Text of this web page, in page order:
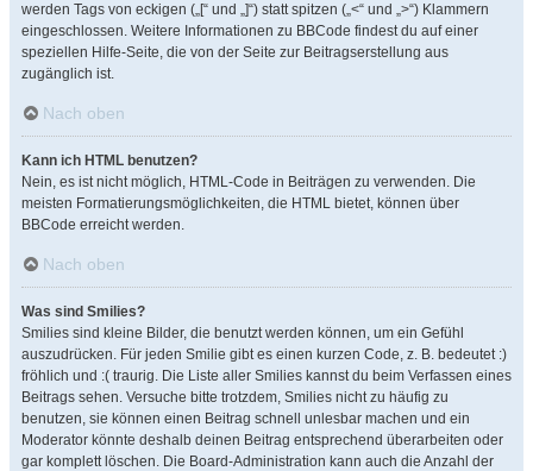
werden Tags von eckigen („[“ und „]“) statt spitzen („<“ und „>“) Klammern
eingeschlossen. Weitere Informationen zu BBCode findest du auf einer
speziellen Hilfe-Seite, die von der Seite zur Beitragserstellung aus
zugänglich ist.
Nach oben
Kann ich HTML benutzen?
Nein, es ist nicht möglich, HTML-Code in Beiträgen zu verwenden. Die
meisten Formatierungsmöglichkeiten, die HTML bietet, können über
BBCode erreicht werden.
Nach oben
Was sind Smilies?
Smilies sind kleine Bilder, die benutzt werden können, um ein Gefühl
auszudrücken. Für jeden Smilie gibt es einen kurzen Code, z. B. bedeutet :)
fröhlich und :( traurig. Die Liste aller Smilies kannst du beim Verfassen eines
Beitrags sehen. Versuche bitte trotzdem, Smilies nicht zu häufig zu
benutzen, sie können einen Beitrag schnell unlesbar machen und ein
Moderator könnte deshalb deinen Beitrag entsprechend überarbeiten oder
gar komplett löschen. Die Board-Administration kann auch die Anzahl der